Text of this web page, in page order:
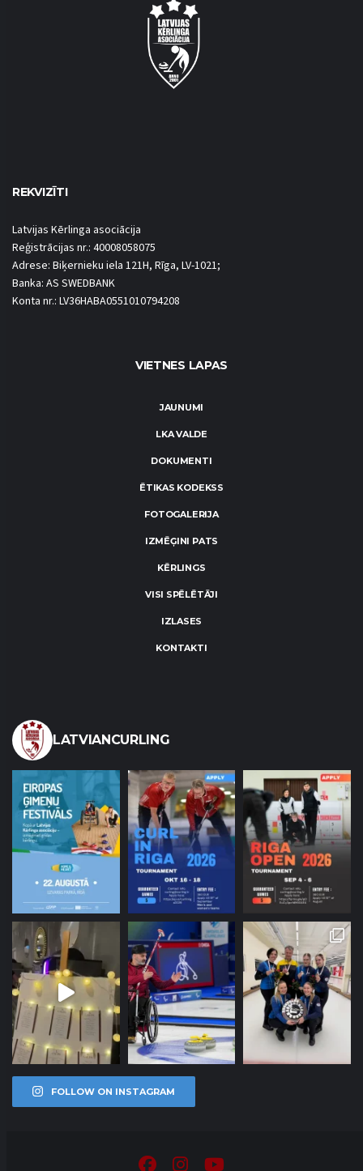
REKVIZĪTI
Latvijas Kērlinga asociācija
Reģistrācijas nr.: 40008058075
Adrese: Biķernieku iela 121H, Rīga, LV-1021;
Banka: AS SWEDBANK
Konta nr.: LV36HABA0551010794208
VIETNES LAPAS
JAUNUMI
LKA VALDE
DOKUMENTI
ĒTIKAS KODEKSS
FOTOGALERIJA
IZMĒĢINI PATS
KĒRLINGS
VISI SPĒLĒTĀJI
IZLASES
KONTAKTI
LATVIANCURLING
FOLLOW ON INSTAGRAM